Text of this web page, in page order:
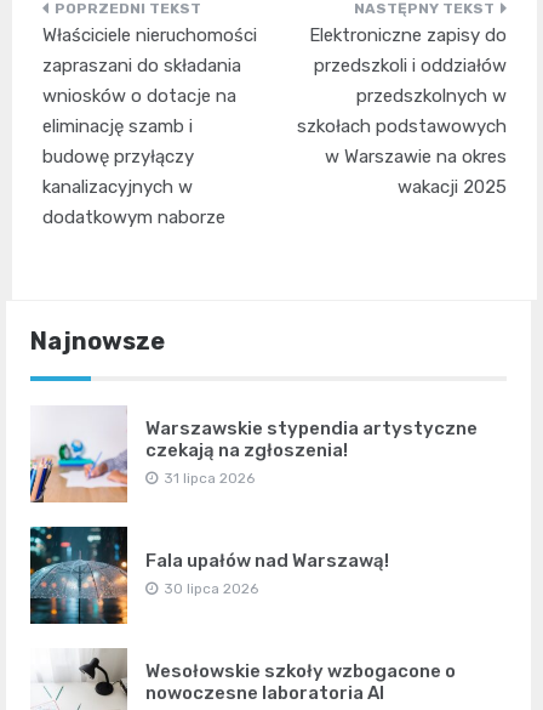
Nawigacja
wpisu
Właściciele nieruchomości
zapraszani do składania
wniosków o dotacje na
eliminację szamb i
budowę przyłączy
kanalizacyjnych w
dodatkowym naborze
Elektroniczne zapisy do
przedszkoli i oddziałów
przedszkolnych w
szkołach podstawowych
w Warszawie na okres
wakacji 2025
Najnowsze
Warszawskie stypendia artystyczne
czekają na zgłoszenia!
31 lipca 2026
Fala upałów nad Warszawą!
30 lipca 2026
Wesołowskie szkoły wzbogacone o
nowoczesne laboratoria AI